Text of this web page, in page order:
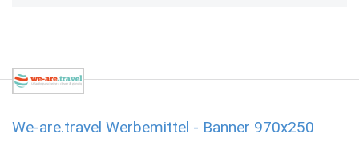
We-are.travel Werbemittel - Banner 970x250